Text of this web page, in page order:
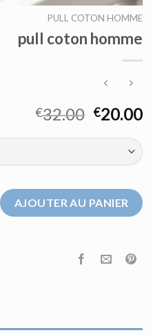
PULL COTON HOMME
pull coton homme
€32.00 €20.00
coton homme
AJOUTER AU PANIER